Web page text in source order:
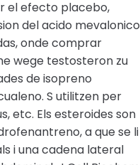
el efecto placebo,
del acido mevalonico
onde comprar
wege testosteron zu
de isopreno
S utilitzen per
etc. Els esteroides son
a que se li
i una cadena lateral